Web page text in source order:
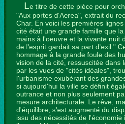
Le titre de cette pièce pour
"Aux portes d'Aerea", extrait du
Char. En voici les premières
cité était une grande famille que
mains à l'oeuvre et la vivante nuit
de l'esprit gardait sa part d'exil."
hommage à la grande foule des
vision de la cité, ressuscitée dans
par les vues de "cités idéales",
l'urbanisme exubérant des
si aujourd'hui la ville se définit
outrance et non plus seulement
mesure architecturale. Le rêve,
d'équilibre, s'est augmenté du
issu des nécessités de